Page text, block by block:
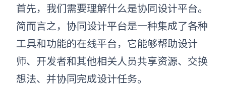
首先，我们需要理解什么是协同设计平台。
简而言之，协同设计平台是一种集成了各种
工具和功能的在线平台，它能够帮助设计
师、开发者和其他相关人员共享资源、交换
想法、并协同完成设计任务。